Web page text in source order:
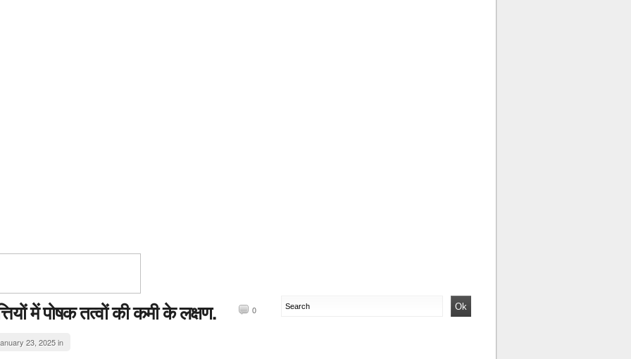
में पोषक तत्वों की कमी के लक्षण. 0
23, 2025 in